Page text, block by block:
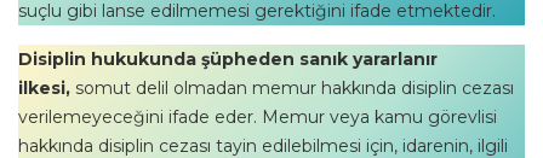
suçlu gibi lanse edilmemesi gerektiğini ifade etmektedir.
Disiplin hukukunda şüpheden sanık yararlanır
ilkesi, somut delil olmadan memur hakkında disiplin cezası
verilemeyeceğini ifade eder. Memur veya kamu görevlisi
hakkında disiplin cezası tayin edilebilmesi için, idarenin, ilgili